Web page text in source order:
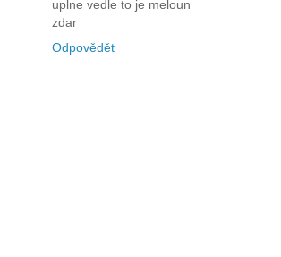
uplne vedle to je meloun
zdar
Odpovědět